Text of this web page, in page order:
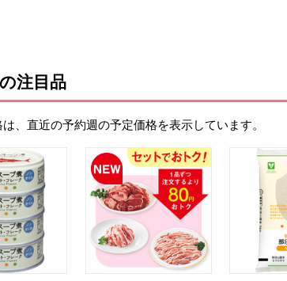
注目品
、直近の予約週の予定価格を表示しています。